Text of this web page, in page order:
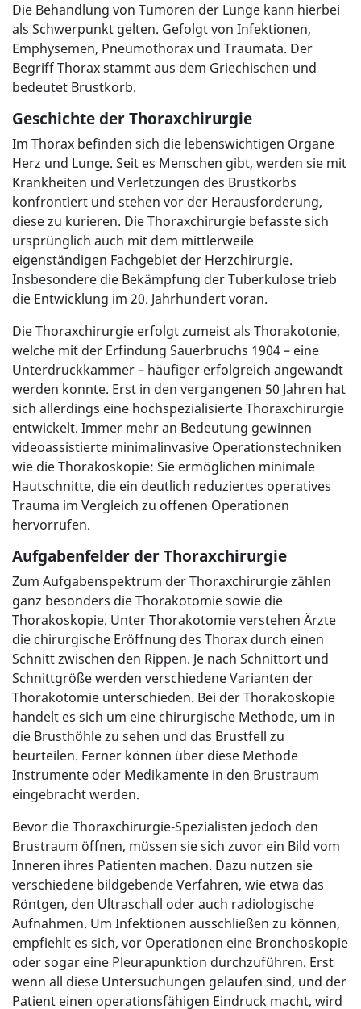
Die Behandlung von Tumoren der Lunge kann hierbei
als Schwerpunkt gelten. Gefolgt von Infektionen,
Emphysemen, Pneumothorax und Traumata. Der
Begriff Thorax stammt aus dem Griechischen und
bedeutet Brustkorb.
Geschichte der Thoraxchirurgie
Im Thorax befinden sich die lebenswichtigen Organe
Herz und Lunge. Seit es Menschen gibt, werden sie mit
Krankheiten und Verletzungen des Brustkorbs
konfrontiert und stehen vor der Herausforderung,
diese zu kurieren. Die Thoraxchirurgie befasste sich
ursprünglich auch mit dem mittlerweile
eigenständigen Fachgebiet der Herzchirurgie.
Insbesondere die Bekämpfung der Tuberkulose trieb
die Entwicklung im 20. Jahrhundert voran.
Die Thoraxchirurgie erfolgt zumeist als Thorakotonie,
welche mit der Erfindung Sauerbruchs 1904 – eine
Unterdruckkammer – häufiger erfolgreich angewandt
werden konnte. Erst in den vergangenen 50 Jahren hat
sich allerdings eine hochspezialisierte Thoraxchirurgie
entwickelt. Immer mehr an Bedeutung gewinnen
videoassistierte minimalinvasive Operationstechniken
wie die Thorakoskopie: Sie ermöglichen minimale
Hautschnitte, die ein deutlich reduziertes operatives
Trauma im Vergleich zu offenen Operationen
hervorrufen.
Aufgabenfelder der Thoraxchirurgie
Zum Aufgabenspektrum der Thoraxchirurgie zählen
ganz besonders die Thorakotomie sowie die
Thorakoskopie. Unter Thorakotomie verstehen Ärzte
die chirurgische Eröffnung des Thorax durch einen
Schnitt zwischen den Rippen. Je nach Schnittort und
Schnittgröße werden verschiedene Varianten der
Thorakotomie unterschieden. Bei der Thorakoskopie
handelt es sich um eine chirurgische Methode, um in
die Brusthöhle zu sehen und das Brustfell zu
beurteilen. Ferner können über diese Methode
Instrumente oder Medikamente in den Brustraum
eingebracht werden.
Bevor die Thoraxchirurgie-Spezialisten jedoch den
Brustraum öffnen, müssen sie sich zuvor ein Bild vom
Inneren ihres Patienten machen. Dazu nutzen sie
verschiedene bildgebende Verfahren, wie etwa das
Röntgen, den Ultraschall oder auch radiologische
Aufnahmen. Um Infektionen ausschließen zu können,
empfiehlt es sich, vor Operationen eine Bronchoskopie
oder sogar eine Pleurapunktion durchzuführen. Erst
wenn all diese Untersuchungen gelaufen sind, und der
Patient einen operationsfähigen Eindruck macht, wird